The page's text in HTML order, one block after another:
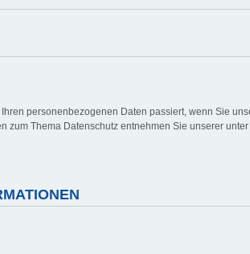
personenbezogenen Daten passiert, wenn Sie
Thema Datenschutz entnehmen Sie unserer